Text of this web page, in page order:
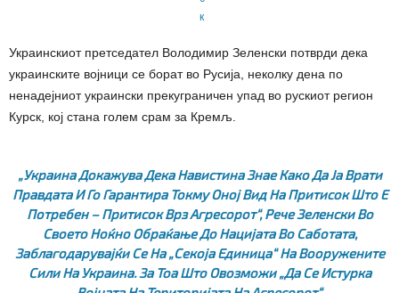
Украинскиот претседател Володимир Зеленски потврди дека
украинските војници се борат во Русија, неколку дена по
ненадејниот украински прекуграничен упад во рускиот регион
Курск, кој стана голем срам за Кремљ.
„Украина Докажува Дека Навистина Знае Како Да Ја Врати
Правдата И Го Гарантира Токму Оној Вид На Притисок Што Е
Потребен – Притисок Врз Агресорот“, Рече Зеленски Во
Своето Ноќно Обраќање До Нацијата Во Саботата,
Заблагодарувајќи Се На „секоја Единица“ На Вооружените
Сили На Украина. За Тоа Што Овозможи „да Се Истурка